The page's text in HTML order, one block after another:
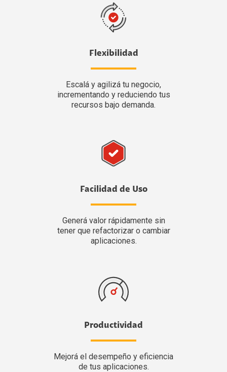
Flexibilidad
Escalá y agilizá tu negocio,
incrementando y reduciendo tus
recursos bajo demanda.
Facilidad de Uso
Generá valor rápidamente sin
tener que refactorizar o cambiar
aplicaciones.
Productividad
Mejorá el desempeño y eficiencia
de tus aplicaciones.